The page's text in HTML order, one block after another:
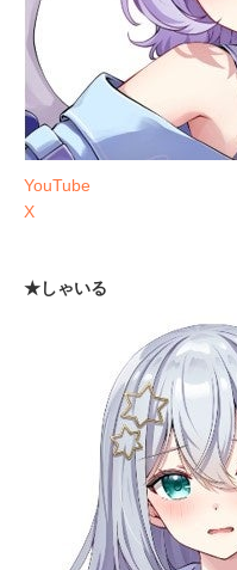
YouTube
X
★しゃいる